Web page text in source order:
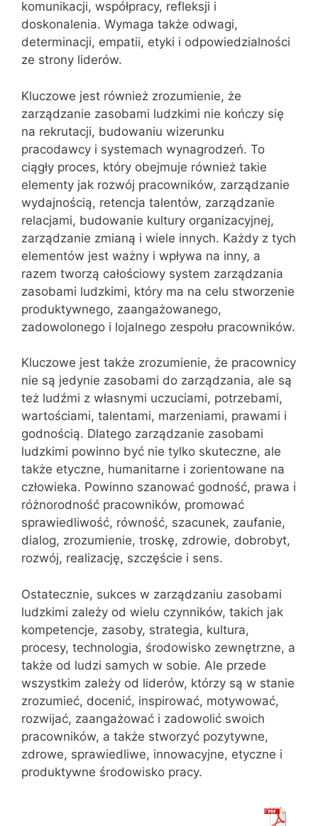
komunikacji, współpracy, refleksji i
doskonalenia. Wymaga także odwagi,
determinacji, empatii, etyki i odpowiedzialności
ze strony liderów.
Kluczowe jest również zrozumienie, że
zarządzanie zasobami ludzkimi nie kończy się
na rekrutacji, budowaniu wizerunku
pracodawcy i systemach wynagrodzeń. To
ciągły proces, który obejmuje również takie
elementy jak rozwój pracowników, zarządzanie
wydajnością, retencja talentów, zarządzanie
relacjami, budowanie kultury organizacyjnej,
zarządzanie zmianą i wiele innych. Każdy z tych
elementów jest ważny i wpływa na inny, a
razem tworzą całościowy system zarządzania
zasobami ludzkimi, który ma na celu stworzenie
produktywnego, zaangażowanego,
zadowolonego i lojalnego zespołu pracowników.
Kluczowe jest także zrozumienie, że pracownicy
nie są jedynie zasobami do zarządzania, ale są
też ludźmi z własnymi uczuciami, potrzebami,
wartościami, talentami, marzeniami, prawami i
godnością. Dlatego zarządzanie zasobami
ludzkimi powinno być nie tylko skuteczne, ale
także etyczne, humanitarne i zorientowane na
człowieka. Powinno szanować godność, prawa i
różnorodność pracowników, promować
sprawiedliwość, równość, szacunek, zaufanie,
dialog, zrozumienie, troskę, zdrowie, dobrobyt,
rozwój, realizację, szczęście i sens.
Ostatecznie, sukces w zarządzaniu zasobami
ludzkimi zależy od wielu czynników, takich jak
kompetencje, zasoby, strategia, kultura,
procesy, technologia, środowisko zewnętrzne, a
także od ludzi samych w sobie. Ale przede
wszystkim zależy od liderów, którzy są w stanie
zrozumieć, docenić, inspirować, motywować,
rozwijać, zaangażować i zadowolić swoich
pracowników, a także stworzyć pozytywne,
zdrowe, sprawiedliwe, innowacyjne, etyczne i
produktywne środowisko pracy.